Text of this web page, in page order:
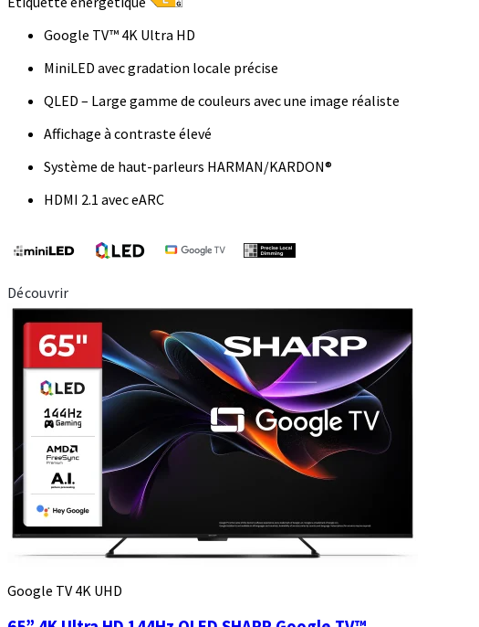
Google TV™ 4K Ultra HD
MiniLED avec gradation locale précise
QLED – Large gamme de couleurs avec une image réaliste
Affichage à contraste élevé
Système de haut-parleurs HARMAN/KARDON®
HDMI 2.1 avec eARC
Découvrir
Google TV 4K UHD